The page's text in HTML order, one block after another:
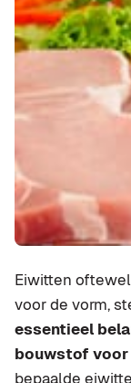
Eiwitten
voor de vorm,
essentieel
bouwstof voor
bepaalde